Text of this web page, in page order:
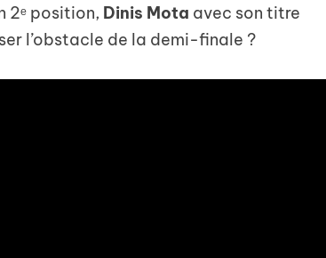
2ᵉ position, Dinis Mota avec son titre
l’obstacle de la demi-finale ?